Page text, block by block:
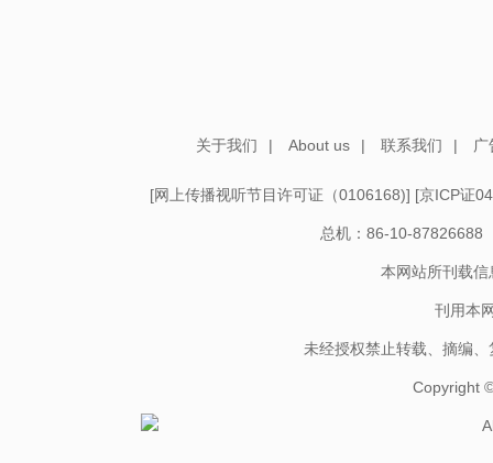
关于我们 | About us | 联系我们 |
[网上传播视听节目许可证（0106168)] [京ICP证
总机：86-10-87826688
本网站所刊载
刊用本
未经授权禁止转载、摘编
Copyright